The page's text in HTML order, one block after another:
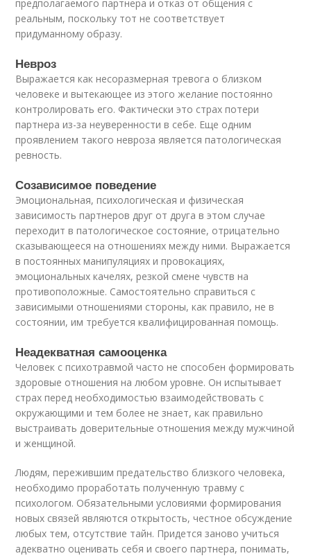
предполагаемого партнера и отказ от общения с
реальным, поскольку тот не соответствует
придуманному образу.
Невроз
Выражается как несоразмерная тревога о близком
человеке и вытекающее из этого желание постоянно
контролировать его. Фактически это страх потери
партнера из-за неуверенности в себе. Еще одним
проявлением такого невроза является патологическая
ревность.
Созависимое поведение
Эмоциональная, психологическая и физическая
зависимость партнеров друг от друга в этом случае
переходит в патологическое состояние, отрицательно
сказывающееся на отношениях между ними. Выражается
в постоянных манипуляциях и провокациях,
эмоциональных качелях, резкой смене чувств на
противоположные. Самостоятельно справиться с
зависимыми отношениями стороны, как правило, не в
состоянии, им требуется квалифицированная помощь.
Неадекватная самооценка
Человек с психотравмой часто не способен формировать
здоровые отношения на любом уровне. Он испытывает
страх перед необходимостью взаимодействовать с
окружающими и тем более не знает, как правильно
выстраивать доверительные отношения между мужчиной
и женщиной.
Людям, пережившим предательство близкого человека,
необходимо проработать полученную травму с
психологом. Обязательными условиями формирования
новых связей являются открытость, честное обсуждение
любых тем, отсутствие тайн. Придется заново учиться
адекватно оценивать себя и своего партнера, понимать,